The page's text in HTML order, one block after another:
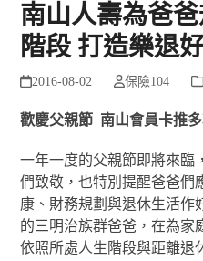
南山人壽為爸
階段 打造樂退
2016-08-02 保險104
歡慶父親節 南山會員卡推
一年一度的父親節即將來臨
們致敬，也特別提醒爸爸們
康、財務規劃與退休生活作
的三明治族群爸爸，在為家
依照所處人生階段與距離退